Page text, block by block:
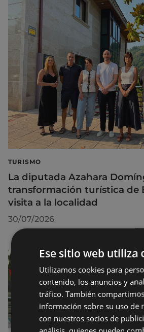
TURISMO
La diputada Azahara
transformación turística de
visita a la localidad
30/07/2026
Ese sitio web utiliza
Utilizamos cookies para
contenido, los anuncios y
tráfico. También
información sobre su uso de
con nuestros socios de
análisis, quienes pueden